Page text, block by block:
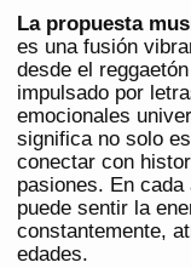
La propuesta
es una fusión
desde el
impulsado por
emocionales
significa no solo
conectar con
pasiones. En
puede sentir la
constantemente,
edades.